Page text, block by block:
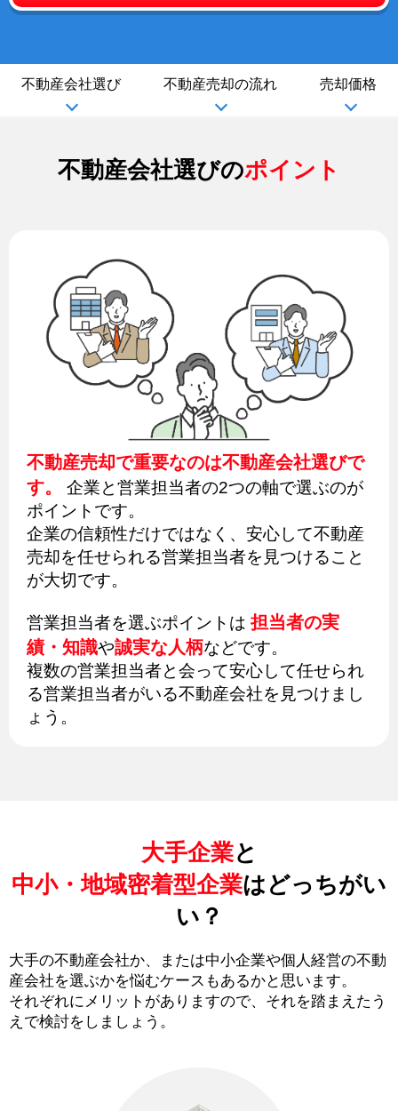
不動産会社選び 不動産売却の流れ 売却価格
不動産会社選びのポイント
不動産売却で重要なのは不動産会社選びで
す。
企業と営業担当者の2つの軸で選ぶのが
ポイントです。
企業の信頼性だけではなく、安心して不動産
売却を任せられる営業担当者を見つけること
が大切です。
営業担当者を選ぶポイントは 担当者の実
績・知識や誠実な人柄などです。
複数の営業担当者と会って安心して任せられ
る営業担当者がいる不動産会社を見つけまし
ょう。
大手企業と
中小・地域密着型企業はどっちがい
い？
大手の不動産会社か、または中小企業や個人経営の不動
産会社を選ぶかを悩むケースもあるかと思います。
それぞれにメリットがありますので、それを踏まえたう
えで検討をしましょう。